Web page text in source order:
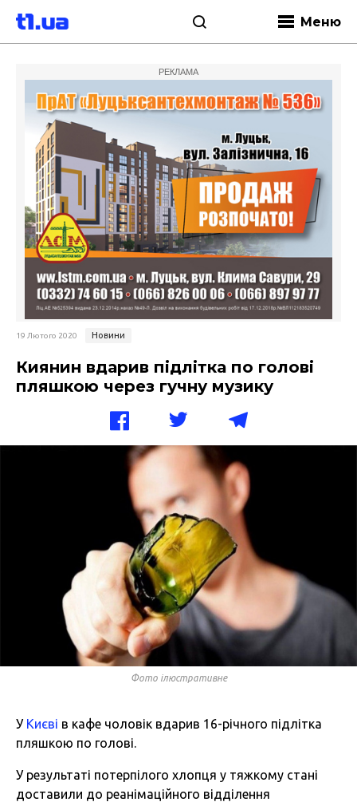
Меню
РЕКЛАМА
19 Лютого 2020 Новини
Киянин вдарив підлітка по голові
пляшкою через гучну музику
Фото ілюстративне
У Києві в кафе чоловік вдарив 16-річного підлітка
пляшкою по голові.
У результаті потерпілого хлопця у тяжкому стані
доставили до реанімаційного відділення